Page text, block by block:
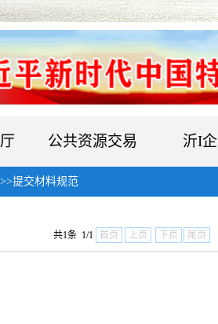
公共资源交易 沂I企
>>提交材料规范
共1条 1/1 首页 上页 下页 尾页